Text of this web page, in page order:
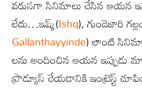
వరుసగా సినిమాలు చేసిన ఆయన
లేదు…ఇష్క్(Ishq), గుండెజారి
Gallanthayyinde) లాంటి
లను అందించిన ఆయన ఇప్పుడు
ప్రొడ్యూస్ చేయడానికి ఇంట్రెస్ట్